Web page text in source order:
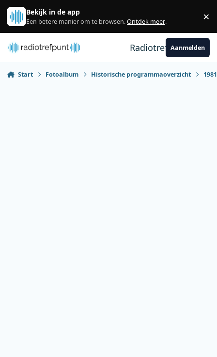
Spring naar bijdragen
Bekijk in de app
Een betere manier om te browsen.Ontdek meer. ×
RadiotrefpuntAanmelden
Start Fotoalbum Historische programmaoverzicht 1981